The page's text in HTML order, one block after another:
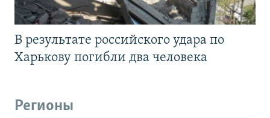
В результате российского удара по
Харькову погибли два человека
Регионы